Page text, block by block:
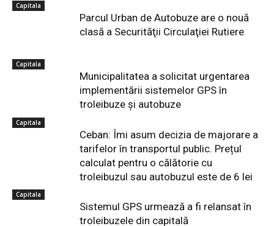
Capitala
Parcul Urban de Autobuze are o nouă
clasă a Securităţii Circulaţiei Rutiere
Capitala
Municipalitatea a solicitat urgentarea
implementării sistemelor GPS în
troleibuze și autobuze
Capitala
Ceban: Îmi asum decizia de majorare a
tarifelor în transportul public. Prețul
calculat pentru o călătorie cu
troleibuzul sau autobuzul este de 6 lei
Capitala
Sistemul GPS urmează a fi relansat în
troleibuzele din capitală